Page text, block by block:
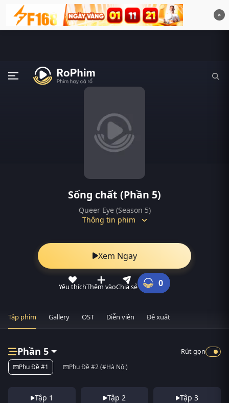
×
Sống chất (Phần 5)
Queer Eye (Season 5)
Thông tin phim
Xem Ngay
Yêu thíchThêm vàoChia sẻ 0
Tập phim Gallery OST Diễn viên Đề xuất
Phần 5
Phụ Đề #1 Phụ Đề #2 (#Hà Nội)
Rút gọn
Tập 1 Tập 2 Tập 3